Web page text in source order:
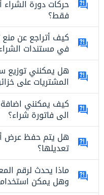
حركات دورة الشراء
فقط؟
كيف أتراجع عن
في مستندات
هل يمكنني توزيع
المشتريات على
كيف يمكنني
الى فاتورة شراء؟
هل يتم حفظ عرض
تعديلها؟
ماذا يحدث لرقم
وهل يمكن